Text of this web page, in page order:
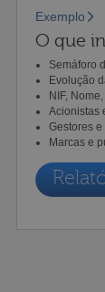
Exemplo
O que
Semáforo
Evolução
NIF,
Acionistas
Gestores
Marcas e